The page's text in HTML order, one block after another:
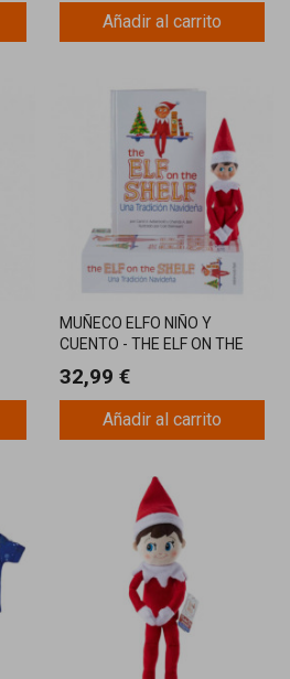
Añadir al carrito
MUÑECO ELFO NIÑO Y
CUENTO - THE ELF ON THE
32,99 €
Añadir al carrito